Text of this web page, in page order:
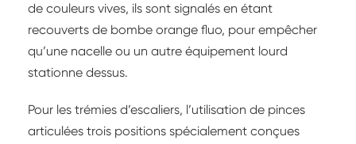
de couleurs vives, ils sont signalés en étant
recouverts de bombe orange fluo, pour empêcher
qu’une nacelle ou un autre équipement lourd
stationne dessus.
Pour les trémies d’escaliers, l’utilisation de pinces
articulées trois positions spécialement conçues